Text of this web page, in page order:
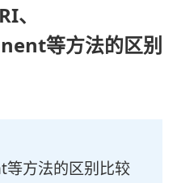
、
等方法的区别
方法的区别比较